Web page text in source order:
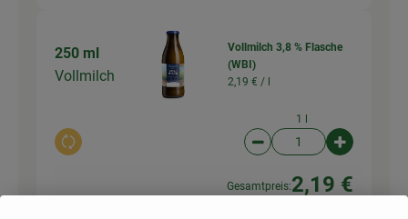
250 ml
Vollmilch
Auswahl ändern
Vollmilch 3,8 % Flasche
(WBI)
2,19 € / l
1 l
Artikelanzahl
Gesamtpreis:2,19 €